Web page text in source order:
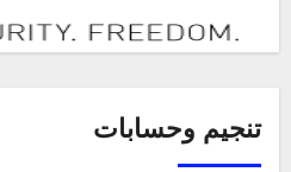
تنجيم وحسابات